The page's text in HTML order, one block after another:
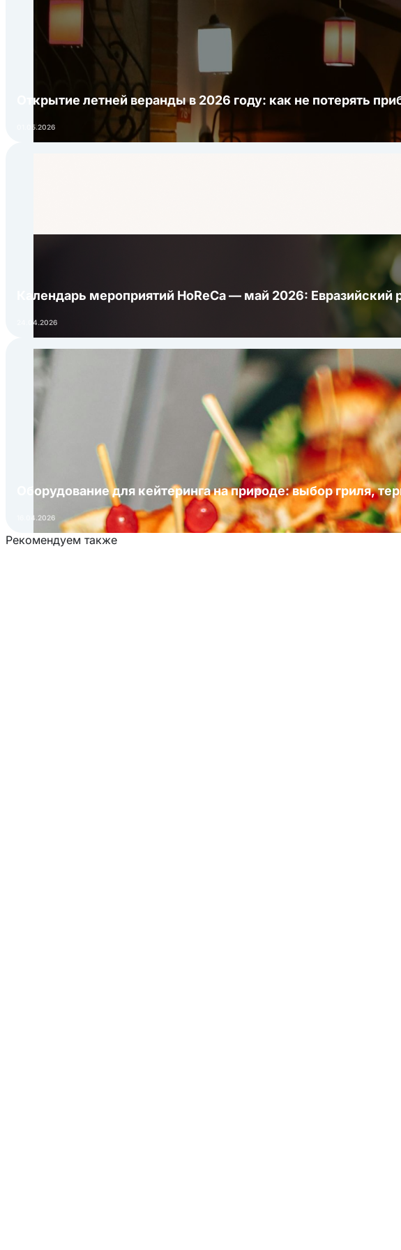
Открытие летней веранды в 2026 году: как не потерять
01.05.2026
Календарь мероприятий HoReCa — май 2026:
24.04.2026
Оборудование для кейтеринга на природе: выбор гриля,
16.04.2026
Рекомендуем также